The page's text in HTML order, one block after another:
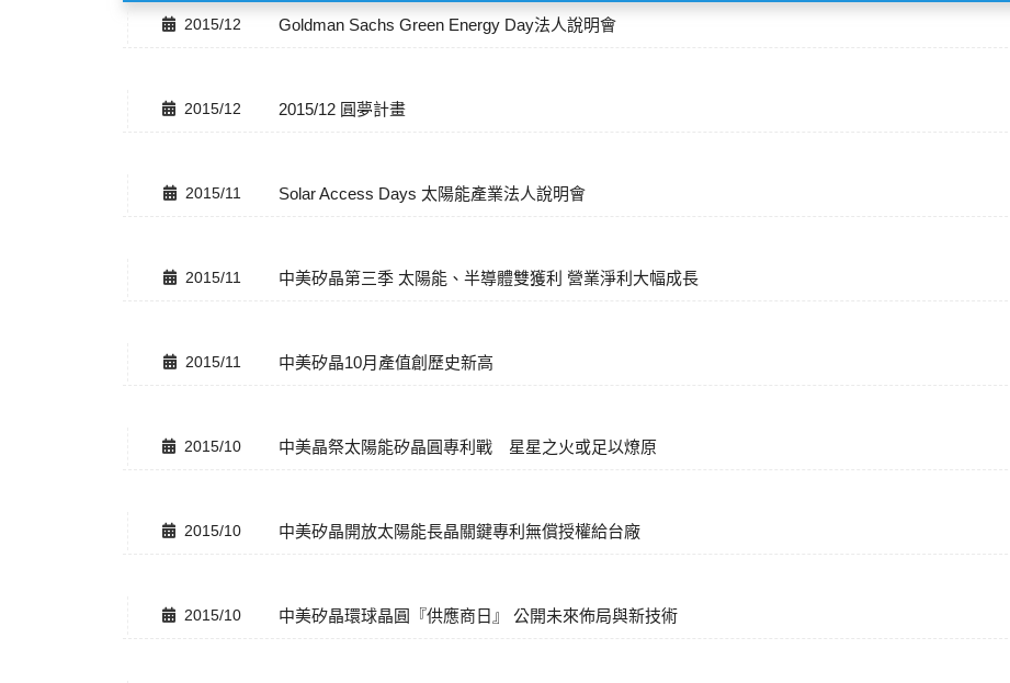
2015/12 Goldman Sachs Green Energy Day法人說明會
2015/12 2015/12 圓夢計畫
2015/11 Solar Access Days 太陽能產業法人說明會
2015/11 中美矽晶第三季 太陽能、半導體雙獲利 營業淨利大幅成長
2015/11 中美矽晶10月產值創歷史新高
2015/10 中美晶祭太陽能矽晶圓專利戰 星星之火或足以燎原
2015/10 中美矽晶開放太陽能長晶關鍵專利無償授權給台廠
2015/10 中美矽晶環球晶圓『供應商日』 公開未來佈局與新技術